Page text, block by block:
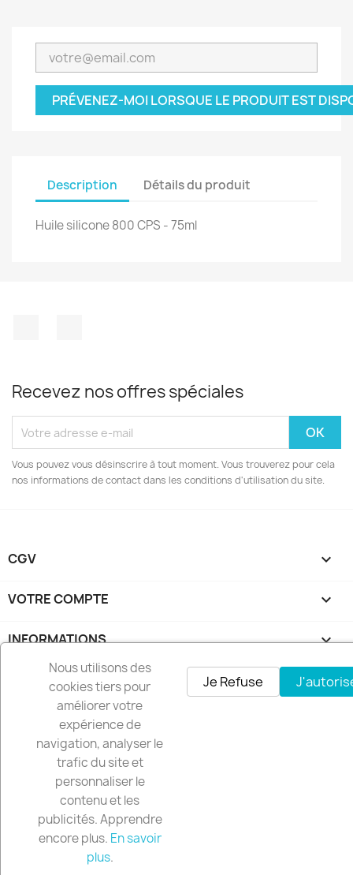
PRÉVENEZ-MOI LORSQUE LE PRODUIT EST
Description Détails du produit
Huile silicone 800 CPS - 75ml
Recevez nos offres spéciales
Vous pouvez vous désinscrire à tout moment. Vous trouverez pour cela
nos informations de contact dans les conditions d'utilisation du site.
CGV 
VOTRE COMPTE 
INFORMATIONS keyboard_arrow_down
© 2026 - Logiciel e-commerce par PrestaShop™
Nous utilisons des
cookies tiers pour
améliorer votre
expérience de
navigation, analyser le
trafic du site et
personnaliser le
contenu et les
publicités. Apprendre
encore plus. En savoir
plus.
Je Refuse